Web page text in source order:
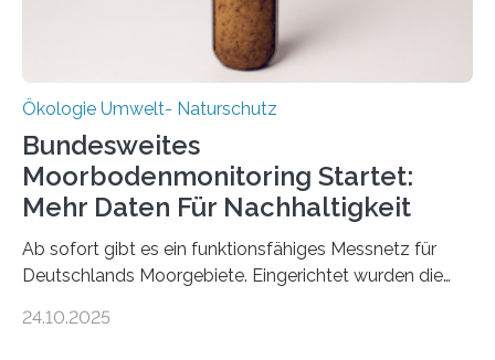
Ökologie Umwelt- Naturschutz
Bundesweites
Moorbodenmonitoring Startet:
Mehr Daten Für Nachhaltigkeit
Ab sofort gibt es ein funktionsfähiges Messnetz für
Deutschlands Moorgebiete. Eingerichtet wurden die
vergangenen fünf Jahren von Wissenschaftlerinnen
24.10.2025